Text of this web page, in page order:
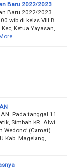
Baru 2022/2023
Baru 2022/2023
wib di kelas VIII B.
Ketua Yayasan,
Pada tanggal 11
Simbah KR. Alwi
Wedono’ (Camat)
Kab. Magelang,